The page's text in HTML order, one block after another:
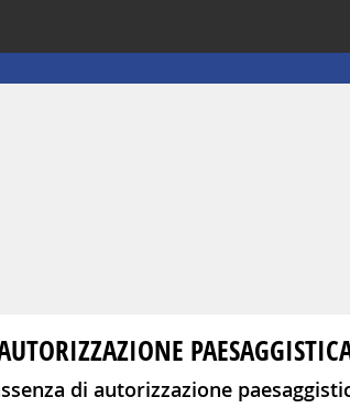
di autorizzazione